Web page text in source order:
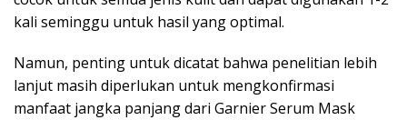
kali seminggu untuk hasil yang optimal.
Namun, penting untuk dicatat bahwa penelitian lebih
lanjut masih diperlukan untuk mengkonfirmasi
manfaat jangka panjang dari Garnier Serum Mask